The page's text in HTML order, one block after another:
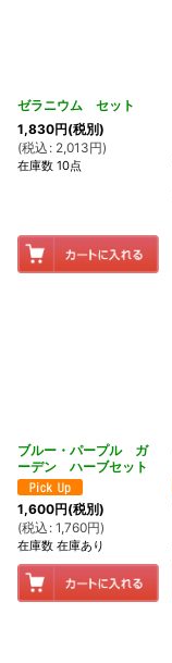
ゼラニウム セット
1,830円(税別)
(税込 : 2,013円)
在庫数 10点
ブルー・パープル ガ
ーデン ハーブセット
1,600円(税別)
(税込 : 1,760円)
在庫数 在庫あり